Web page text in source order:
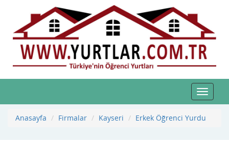
Toggle
Anasayfa
Firmalar Kayseri Erkek Öğrenci Yurdu